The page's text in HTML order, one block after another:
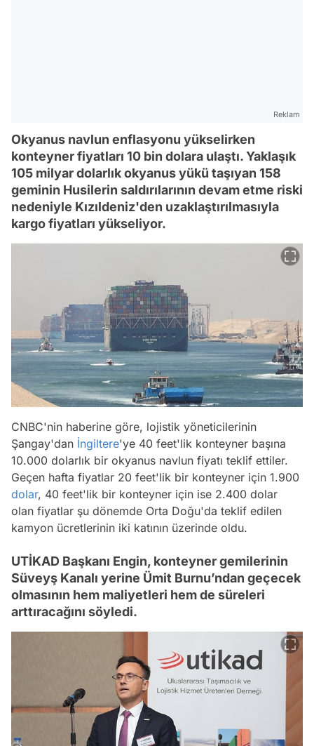
Reklam
Okyanus navlun enflasyonu yükselirken
konteyner fiyatları 10 bin dolara ulaştı. Yaklaşık
105 milyar dolarlık okyanus yükü taşıyan 158
geminin Husilerin saldırılarının devam etme riski
nedeniyle Kızıldeniz'den uzaklaştırılmasıyla
kargo fiyatları yükseliyor.
CNBC'nin haberine göre, lojistik yöneticilerinin
Şangay'dan İngiltere'ye 40 feet'lik konteyner başına
10.000 dolarlık bir okyanus navlun fiyatı teklif ettiler.
Geçen hafta fiyatlar 20 feet'lik bir konteyner için 1.900
dolar, 40 feet'lik bir konteyner için ise 2.400 dolar
olan fiyatlar şu dönemde Orta Doğu'da teklif edilen
kamyon ücretlerinin iki katının üzerinde oldu.
UTİKAD Başkanı Engin, konteyner gemilerinin
Süveyş Kanalı yerine Ümit Burnu’ndan geçecek
olmasının hem maliyetleri hem de süreleri
arttıracağını söyledi.